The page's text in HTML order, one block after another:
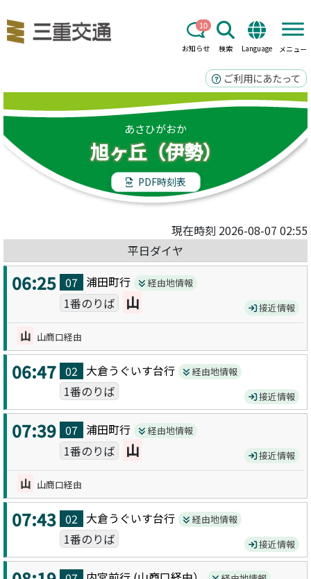
お知らせ
10
検索 Language メニュー
ご利用にあたって
あさひがおか
旭ヶ丘（伊勢）
PDF時刻表
現在時刻 2026-08-07 02:55
平日ダイヤ
06:25 07 浦田町行 経由地情報
1番のりば 山 接近情報
山 山商口経由
06:47 02 大倉うぐいす台行 経由地情報
1番のりば 接近情報
07:39 07 浦田町行 経由地情報
1番のりば 山 接近情報
山 山商口経由
07:43 02 大倉うぐいす台行 経由地情報
1番のりば 接近情報